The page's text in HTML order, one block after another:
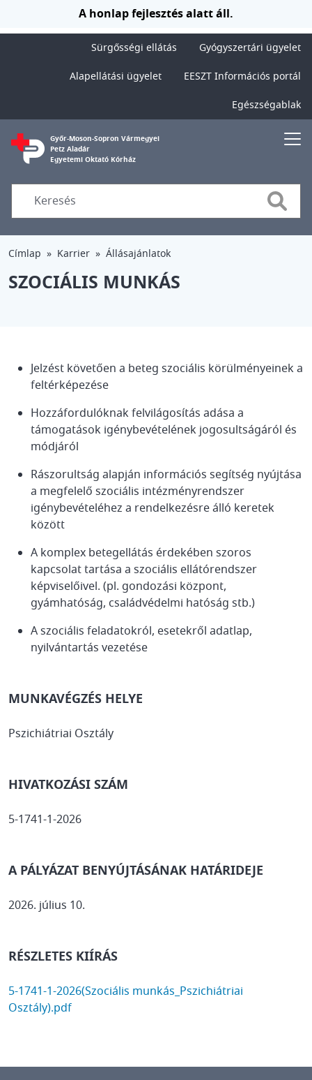
Ugrás a tartalomraA honlap fejlesztés alatt áll.
Sürgősségi ellátás
Gyógyszertári ügyelet
Alapellátási ügyelet
EESZT Információs portál
Egészségablak
Győr-Moson-Sopron Vármegyei
Petz Aladár
Egyetemi Oktató Kórház
Search
Címlap Karrier Állásajánlatok
SZOCIÁLIS MUNKÁS
Jelzést követően a beteg szociális körülményeinek a
feltérképezése
Hozzáfordulóknak felvilágosítás adása a
támogatások igénybevételének jogosultságáról és
módjáról
Rászorultság alapján információs segítség nyújtása
a megfelelő szociális intézményrendszer
igénybevételéhez a rendelkezésre álló keretek
között
A komplex betegellátás érdekében szoros
kapcsolat tartása a szociális ellátórendszer
képviselőivel. (pl. gondozási központ,
gyámhatóság, családvédelmi hatóság stb.)
A szociális feladatokról, esetekről adatlap,
nyilvántartás vezetése
MUNKAVÉGZÉS HELYE
Pszichiátriai Osztály
HIVATKOZÁSI SZÁM
5-1741-1-2026
A PÁLYÁZAT BENYÚJTÁSÁNAK HATÁRIDEJE
2026. július 10.
RÉSZLETES KIÍRÁS
DOCUMENT
5-1741-1-2026(Szociális munkás_Pszichiátriai
Osztály).pdf